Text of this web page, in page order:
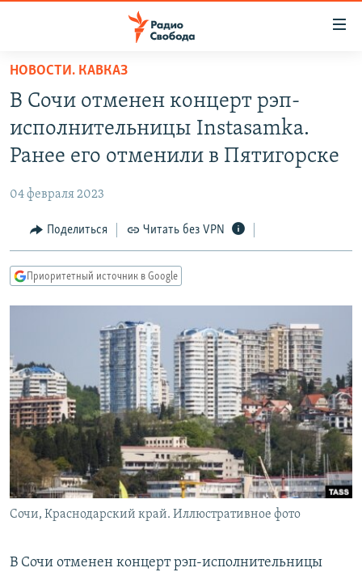
упрощенного
доступа
основному
Вернутся
Вернутся
АВТОРСКИЕ ПРОЕКТЫ
МНЕНИЯ
КУЛЬТУРА
КАВКАЗ.РЕАЛИИ
СИБИРЬ.РЕАЛИИ
РАСПИСАНИЕ ВЕЩАНИЯ
ПОДПИШИТЕСЬ НА РАССЫЛКУ
СОЦИАЛЬНЫЕ СЕТИ
Все сайты РСЕ/РС
НОВОСТИ. КАВКАЗ
В Сочи отменен концерт рэп-
исполнительницы Instasamka.
Ранее его отменили в Пятигорске
04 февраля 2023
Поделиться Читать без VPN
Приоритетный источник в Google
Сочи, Краснодарский край. Иллюстративное фото
В Сочи отменен концерт рэп-исполнительницы